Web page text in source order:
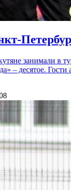
занимали в
– десятое.